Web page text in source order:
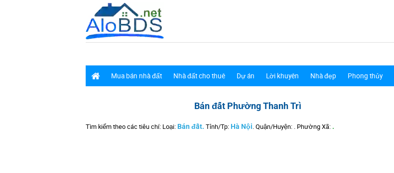
Mua bán nhà đất Nhà đất cho thuê Dự án Lời khuyên Nhà đẹp Phong thủy
Bán đất Phường Thanh Trì
Tìm kiếm theo các tiêu chí: Loại: Bán đất. Tỉnh/Tp: Hà Nội.Quận/Huyện: . Phường Xã: .